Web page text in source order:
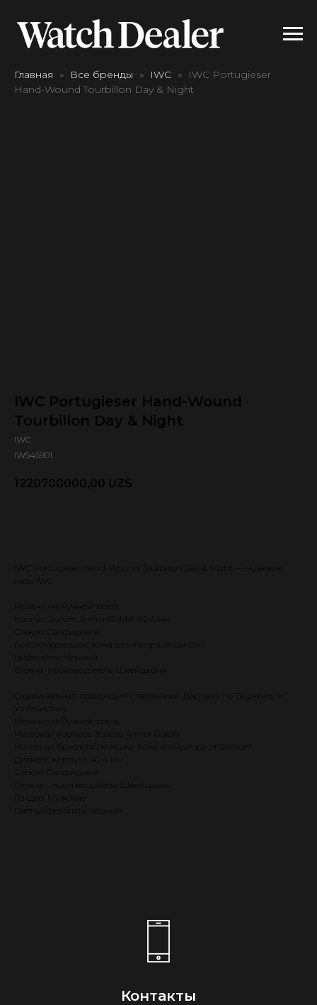
Главная Все бренды IWC
IWC Portugieser
Hand-Wound Tourbillon Day & Night
IWC Portugieser Hand-Wound
Tourbillon Day & Night
IWC
IW545901
1220700000,00 UZS
IWC Portugieser Hand-Wound Tourbillon Day & Night — мужские
Корпус: Золото Armor Gold®, 42.4 мм
Стекло: Сапфировое
Браслет/ремешок: Кожа аллигатора от Santoni
Циферблат: Чёрный
Оригинальная продукция с гарантией. Доставка по Ташкенту и
Узбекистану.
Материал корпуса: Золото Armor Gold®
Материал браслета/ремешка: Кожа аллигатора от Santoni
Диаметр корпуса: 42.4 мм
Стекло: Сапфировое
Гендер: Мужские
Цвет циферблата: Чёрный
Контакты